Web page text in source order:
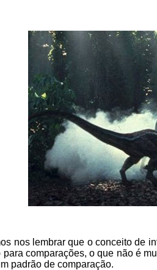
nos lembrar que o conceito de
comparações, o que não é
padrão de comparação.